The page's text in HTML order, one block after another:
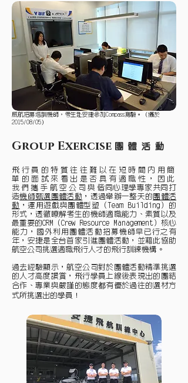
威航招募培訓機師，考生赴安捷參加Compass測驗。（攝於
2015/08/05）
Group Exercise 團 體 活 動
飛行員的特質往往難以在短時間內用簡
單的面試來看出是否具有適職性，因此
我們攜手航空公司與偕同心理學專家共同打
造機師甄選團體活動 ，透過舉辦一整天的 團體活
動 ，運用遊戲與團體型塑（Team Building）的
形式，透徹瞭解考生的機師適職能力、素質以及
最重要的CRM（Crew Resource Management）核心
能力， 國外利用團體活動招募機師早已行之有
年，安捷是全台首家引進團體活動，並藉此協助
航空公司挑選適職飛行人才的飛行訓練機構。
過去經驗顯示，航空公司對於團體活動精準挑選
的人才高度讚賞，飛行學員上線後表現出的團結
合作、專業與嚴謹的態度都有優於過往的選材方
式所挑選出的學員！